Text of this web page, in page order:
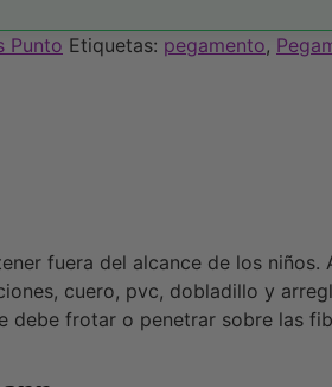
Punto Etiquetas: pegamento,
fuera del alcance de los
cuero, pvc, dobladillo y
frotar o penetrar sobre las